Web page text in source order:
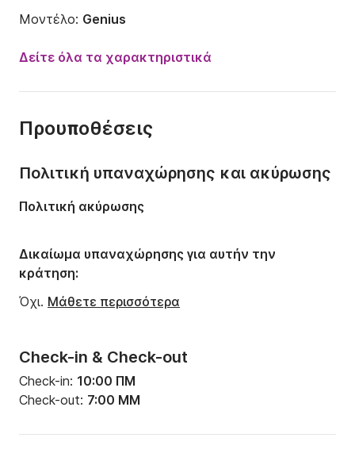
Μοντέλο: Genius
Ισχύς κινητήρα:
Χωρητικότητα:10 άτομα
Δείτε όλα τα χαρακτηριστικά
Προυποθέσεις
Check-in & Check-out
Check-in: 10:00 ΠΜ
Check-out: 7:00 ΜΜ
Πολιτική υπαναχώρησης και ακύρωσης
Πολιτική ακύρωσης
Δικαίωμα υπαναχώρησης για αυτήν την
κράτηση:
Όχι. Μάθετε περισσότερα